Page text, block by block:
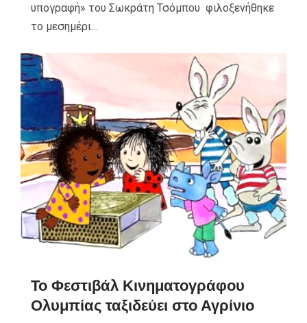
υπογραφή» του Σωκράτη Τσόμπου φιλοξενήθηκε
το μεσημέρι…
Το Φεστιβάλ Κινηματογράφου
Ολυμπίας ταξιδεύει στο Αγρίνιο